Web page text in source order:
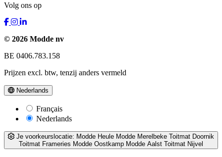
Volg ons op
© 2026 Modde nv
BE 0406.783.158
Prijzen excl. btw, tenzij anders vermeld
Nederlands
Français
Nederlands
Je voorkeurslocatie: Modde Heule Modde Merelbeke Toitmat Doornik
Toitmat Frameries Modde Oostkamp Modde Aalst Toitmat Nijvel